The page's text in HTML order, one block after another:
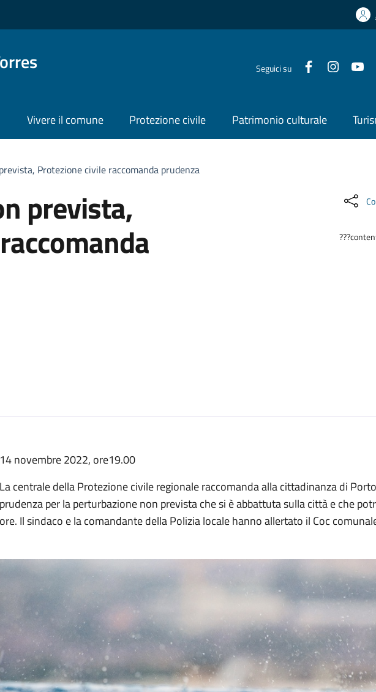
Seguici su
Vivere il comune Protezione civile Patrimonio culturale
Protezione civile raccomanda prudenza
prevista,
14 novembre 2022, ore19.00
La centrale della Protezione civile regionale raccomanda alla cittadinanza di
prudenza per la perturbazione non prevista che si è abbattuta sulla città e che
ore. Il sindaco e la comandante della Polizia locale hanno allertato il Coc